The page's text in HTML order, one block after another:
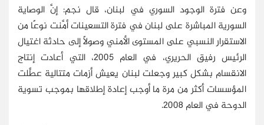
وعن فترة الوجود السوري في لبنان، قال نجم: إنَّ الوصاية
السورية المباشرة على لبنان في فترة التسعينات أمَّنت نوعًا من
الاستقرار النسبي على المستوى الأمني وصولًا إلى حادثة اغتيال
الرئيس رفيق الحريري، في العام 2005، التي أعادت إنتاج
الانقسام بشكل كبير وجعلت لبنان يعيش أزمات متتالية عطَّلت
المؤسسات أكثر من مرة ما أوجب إعادة إطلاقها بموجب تسوية
الدوحة في العام 2008.